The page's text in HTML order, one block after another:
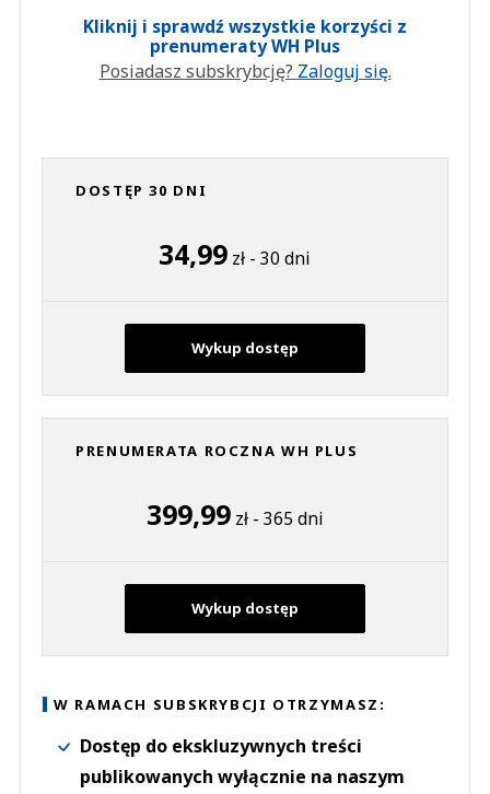
Kliknij i sprawdź wszystkie korzyści z
prenumeraty WH Plus
Posiadasz subskrybcję? Zaloguj się.
DOSTĘP 30 DNI
34,99 zł - 30 dni
Wykup dostęp
PRENUMERATA ROCZNA WH PLUS
399,99zł - 365 dni
Wykup dostęp
W RAMACH SUBSKRYBCJI OTRZYMASZ:
Dostęp do ekskluzywnych treści
publikowanych wyłącznie na naszym